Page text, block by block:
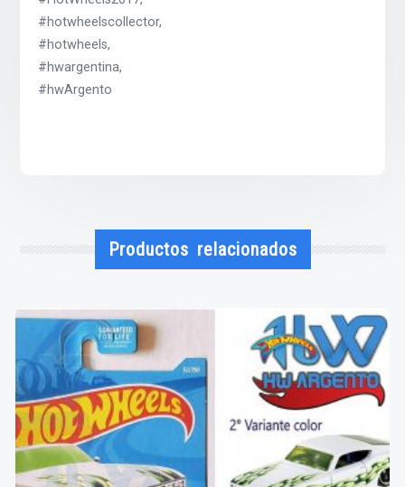
#hotwheelscollector,
#hotwheels,
#hwargentina,
#hwArgento
Productos relacionados